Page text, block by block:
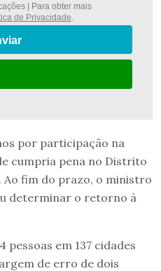
| Para obter mais
de Privacidade
por participação na
cumpria pena no Distrito
Ao fim do prazo, o ministro
determinar o retorno à
pessoas em 137 cidades
de erro de dois